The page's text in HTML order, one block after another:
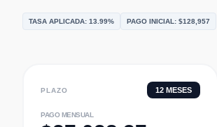
TASA APLICADA: 13.99% PAGO INICIAL: $128,957
PLAZO 12 MESES
PAGO MENSUAL